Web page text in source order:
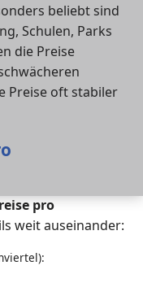
beliebt sind
Schulen, Parks
die Preise
Preise oft stabiler
pro
weit auseinander: